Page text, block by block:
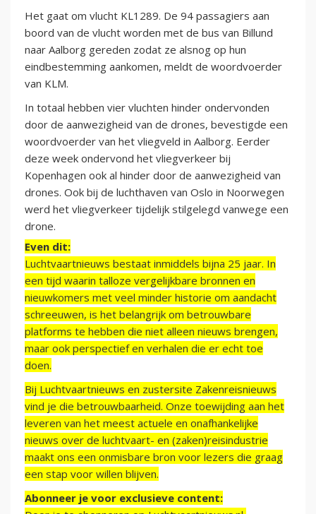
Het gaat om vlucht KL1289. De 94 passagiers aan
boord van de vlucht worden met de bus van Billund
naar Aalborg gereden zodat ze alsnog op hun
eindbestemming aankomen, meldt de woordvoerder
van KLM.
In totaal hebben vier vluchten hinder ondervonden
door de aanwezigheid van de drones, bevestigde een
woordvoerder van het vliegveld in Aalborg. Eerder
deze week ondervond het vliegverkeer bij
Kopenhagen ook al hinder door de aanwezigheid van
drones. Ook bij de luchthaven van Oslo in Noorwegen
werd het vliegverkeer tijdelijk stilgelegd vanwege een
drone.
Even dit:
Luchtvaartnieuws bestaat inmiddels bijna 25 jaar. In
een tijd waarin talloze vergelijkbare bronnen en
nieuwkomers met veel minder historie om aandacht
schreeuwen, is het belangrijk om betrouwbare
platforms te hebben die niet alleen nieuws brengen,
maar ook perspectief en verhalen die er echt toe
doen.
Bij Luchtvaartnieuws en zustersite Zakenreisnieuws
vind je die betrouwbaarheid. Onze toewijding aan het
leveren van het meest actuele en onafhankelijke
nieuws over de luchtvaart- en (zaken)reisindustrie
maakt ons een onmisbare bron voor lezers die graag
een stap voor willen blijven.
Abonneer je voor exclusieve content: